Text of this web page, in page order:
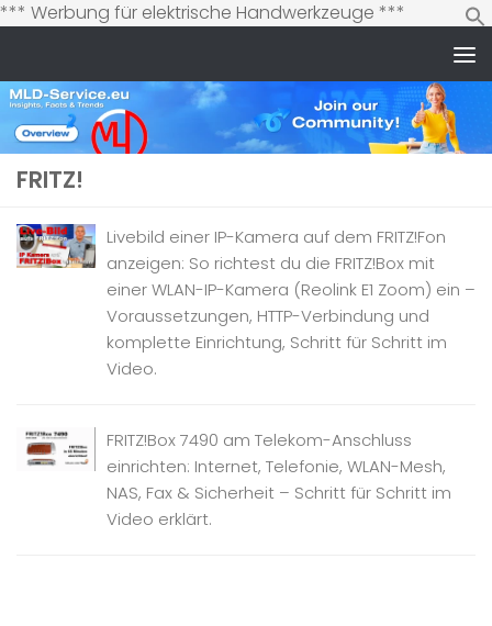
*** Werbung für elektrische Handwerkzeuge ***
Inhalt
FRITZ!
Livebild einer IP-Kamera auf dem FRITZ!Fon
anzeigen: So richtest du die FRITZ!Box mit
einer WLAN-IP-Kamera (Reolink E1 Zoom) ein –
Voraussetzungen, HTTP-Verbindung und
komplette Einrichtung, Schritt für Schritt im
Video.
FRITZ!Box 7490 am Telekom-Anschluss
einrichten: Internet, Telefonie, WLAN-Mesh,
NAS, Fax & Sicherheit – Schritt für Schritt im
Video erklärt.